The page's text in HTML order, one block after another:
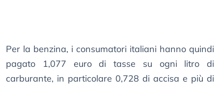
Per la benzina, i consumatori italiani hanno quindi
pagato 1,077 euro di tasse su ogni litro di
carburante, in particolare 0,728 di accisa e più di